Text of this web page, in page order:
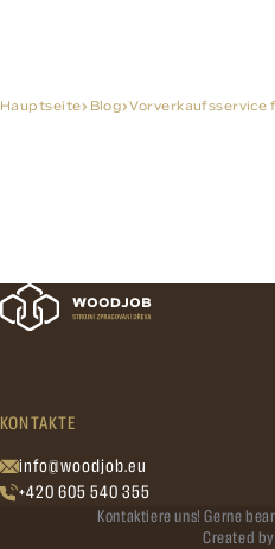
Hauptseite Blog Vorverkaufsservice
KONTAKTE
info@woodjob.eu
+420 605 540 355
Kontaktiere uns! Gerne
Created by